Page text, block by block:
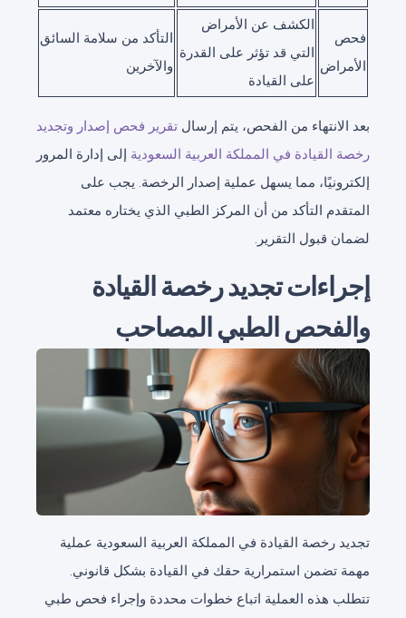
فحص
الأمراض
الكشف عن الأمراض
التي قد تؤثر على القدرة
على القيادة
التأكد من سلامة السائق
والآخرين
بعد الانتهاء من الفحص، يتم إرسال تقرير فحص إصدار وتجديد
رخصة القيادة في المملكة العربية السعودية إلى إدارة المرور
إلكترونيًا، مما يسهل عملية إصدار الرخصة. يجب على
المتقدم التأكد من أن المركز الطبي الذي يختاره معتمد
لضمان قبول التقرير.
إجراءات تجديد رخصة القيادة
والفحص الطبي المصاحب
تجديد رخصة القيادة في المملكة العربية السعودية عملية
مهمة تضمن استمرارية حقك في القيادة بشكل قانوني.
تتطلب هذه العملية اتباع خطوات محددة وإجراء فحص طبي